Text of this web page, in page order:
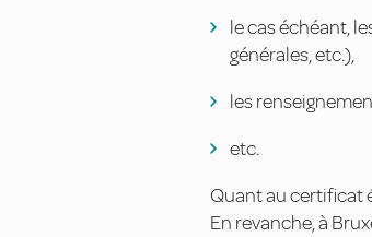
le cas échéant,
générales, etc.),
les
etc.
Quant au certificat
En revanche, à